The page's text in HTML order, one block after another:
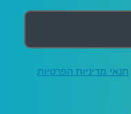
תנאי מדיניות הפרטיות